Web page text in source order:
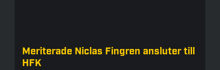
Meriterade Niclas Fingren ansluter till
HFK